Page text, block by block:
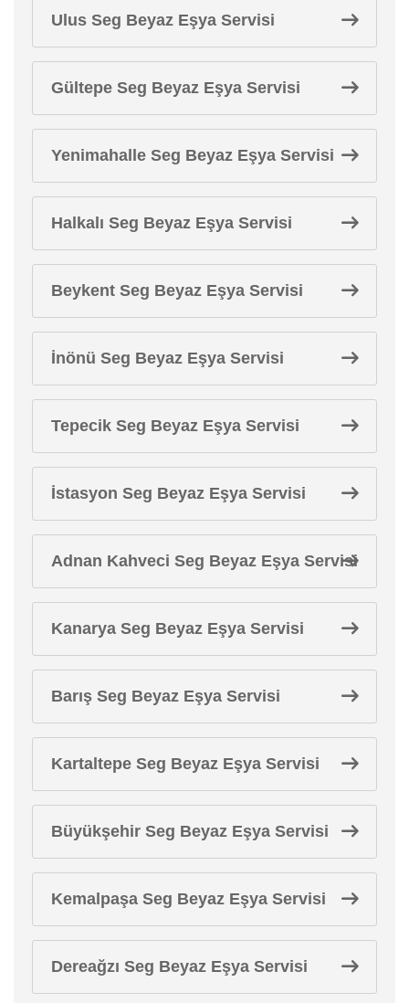
Ulus Seg Beyaz Eşya Servisi
Gültepe Seg Beyaz Eşya Servisi
Yenimahalle Seg Beyaz Eşya Servisi
Halkalı Seg Beyaz Eşya Servisi
Beykent Seg Beyaz Eşya Servisi
İnönü Seg Beyaz Eşya Servisi
Tepecik Seg Beyaz Eşya Servisi
İstasyon Seg Beyaz Eşya Servisi
Adnan Kahveci Seg Beyaz Eşya Servisi
Kanarya Seg Beyaz Eşya Servisi
Barış Seg Beyaz Eşya Servisi
Kartaltepe Seg Beyaz Eşya Servisi
Büyükşehir Seg Beyaz Eşya Servisi
Kemalpaşa Seg Beyaz Eşya Servisi
Dereağzı Seg Beyaz Eşya Servisi